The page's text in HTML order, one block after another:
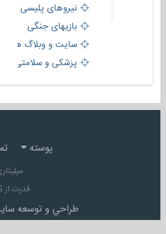
نیروهای پلیسی
بازیهای جنگی
سایت و وبلاگ ها
پزشکی و سلامتی
پوسته
میلیتاری
قدرت از IPS
طراحي و توسعه